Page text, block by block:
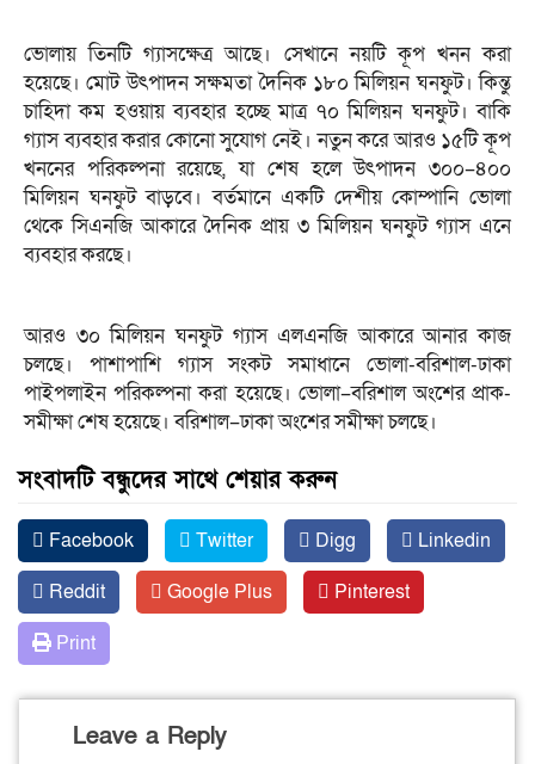
ভোলায় তিনটি গ্যাসক্ষেত্র আছে। সেখানে নয়টি কূপ খনন করা
হয়েছে। মোট উৎপাদন সক্ষমতা দৈনিক ১৮০ মিলিয়ন ঘনফুট। কিন্তু
চাহিদা কম হওয়ায় ব্যবহার হচ্ছে মাত্র ৭০ মিলিয়ন ঘনফুট। বাকি
গ্যাস ব্যবহার করার কোনো সুযোগ নেই। নতুন করে আরও ১৫টি কূপ
খননের পরিকল্পনা রয়েছে, যা শেষ হলে উৎপাদন ৩০০–৪০০
মিলিয়ন ঘনফুট বাড়বে। বর্তমানে একটি দেশীয় কোম্পানি ভোলা
থেকে সিএনজি আকারে দৈনিক প্রায় ৩ মিলিয়ন ঘনফুট গ্যাস এনে
ব্যবহার করছে।
আরও ৩০ মিলিয়ন ঘনফুট গ্যাস এলএনজি আকারে আনার কাজ
চলছে। পাশাপাশি গ্যাস সংকট সমাধানে ভোলা-বরিশাল-ঢাকা
পাইপলাইন পরিকল্পনা করা হয়েছে। ভোলা–বরিশাল অংশের প্রাক-
সমীক্ষা শেষ হয়েছে। বরিশাল–ঢাকা অংশের সমীক্ষা চলছে।
সংবাদটি বন্ধুদের সাথে শেয়ার করুন
Facebook Twitter Digg
Linkedin
Reddit
Google Plus
Pinterest
Print
Leave a Reply